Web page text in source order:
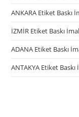
ANKARA Etiket Baskı
İZMİR Etiket Baskı
ADANA Etiket Baskı
ANTAKYA Etiket Baskı